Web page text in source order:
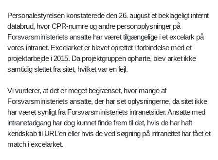
Personalestyrelsen konstaterede den 26. august et beklageligt internt
databrud, hvor CPR-numre og andre personoplysninger på
Forsvarsministeriets ansatte har været tilgængelige i et excelark på
vores intranet. Excelarket er blevet oprettet i forbindelse med et
projektarbejde i 2015. Da projektgruppen ophørte, blev arket ikke
samtidig slettet fra sitet, hvilket var en fejl.
Vi vurderer, at det er meget begrænset, hvor mange af
Forsvarsministeriets ansatte, der har set oplysningerne, da sitet ikke
har været synligt fra Forsvarsministeriets intranetsider. Ansatte med
intranetadgang har dog kunnet finde frem til det, hvis de har haft
kendskab til URL’en eller hvis de ved søgning på intranettet har fået et
match i excelarket.